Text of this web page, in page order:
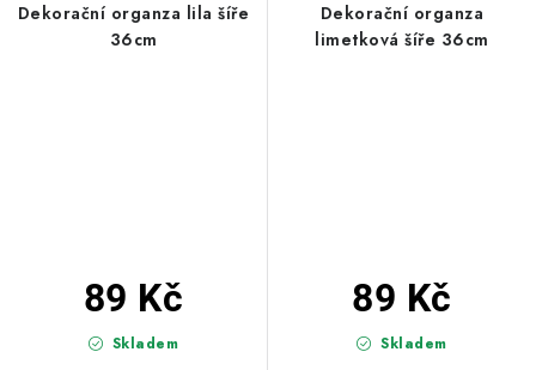
Dekorační organza lila šíře
36cm
Skladem
89 Kč
Dekorační organza
limetková šíře 36cm
Skladem
89 Kč